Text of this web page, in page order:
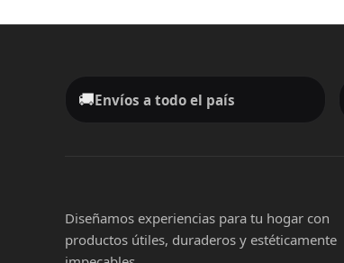
🚚Envíos a todo el país
Diseñamos experiencias para tu hogar con
productos útiles, duraderos y estéticamente